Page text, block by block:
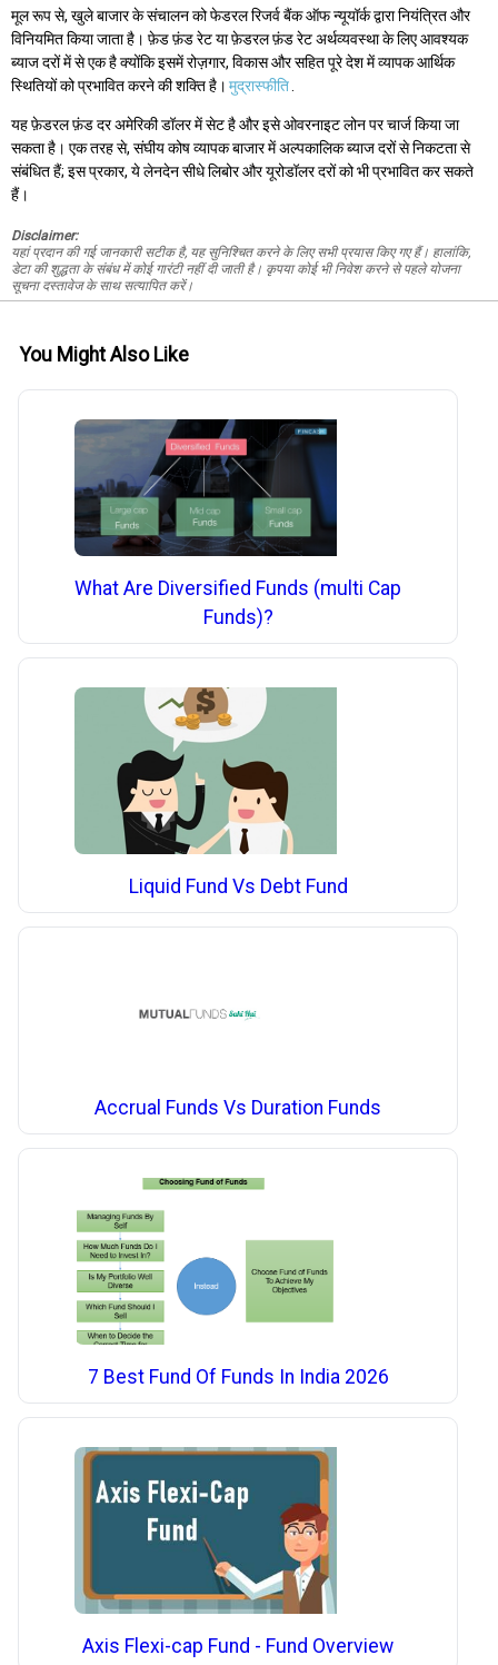
मूल रूप से, खुले बाजार के संचालन को फेडरल रिजर्व बैंक ऑफ न्यूयॉर्क द्वारा नियंत्रित और
विनियमित किया जाता है। फ़ेड फ़ंड रेट या फ़ेडरल फ़ंड रेट अर्थव्यवस्था के लिए आवश्यक
ब्याज दरों में से एक है क्योंकि इसमें रोज़गार, विकास और सहित पूरे देश में व्यापक आर्थिक
स्थितियों को प्रभावित करने की शक्ति है। मुद्रास्फीति
यह फ़ेडरल फ़ंड दर अमेरिकी डॉलर में सेट है और इसे ओवरनाइट लोन पर चार्ज किया जा
सकता है। एक तरह से, संघीय कोष व्यापक बाजार में अल्पकालिक ब्याज दरों से निकटता से
संबंधित हैं; इस प्रकार, ये लेनदेन सीधे लिबोर और यूरोडॉलर दरों को भी प्रभावित कर सकते
हैं।
Disclaimer:
यहां प्रदान की गई जानकारी सटीक है, यह सुनिश्चित करने के लिए सभी प्रयास किए गए हैं। हालांकि,
डेटा की शुद्धता के संबंध में कोई गारंटी नहीं दी जाती है। कृपया कोई भी निवेश करने से पहले योजना
सूचना दस्तावेज के साथ सत्यापित करें।
You Might Also Like
What Are Diversified Funds (multi Cap
Funds)?
Liquid Fund Vs Debt Fund
Accrual Funds Vs Duration Funds
7 Best Fund Of Funds In India 2026
Axis Flexi-cap Fund - Fund Overview